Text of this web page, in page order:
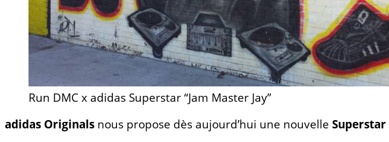
Run DMC x adidas Superstar “Jam Master Jay”
adidas Originals nous propose dès aujourd’hui une nouvelle Superstar